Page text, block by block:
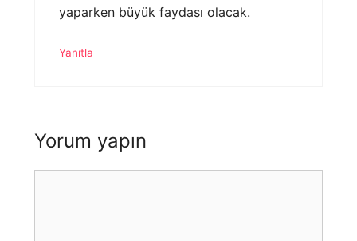
yaparken büyük faydası olacak.
Yanıtla
Yorum yapın